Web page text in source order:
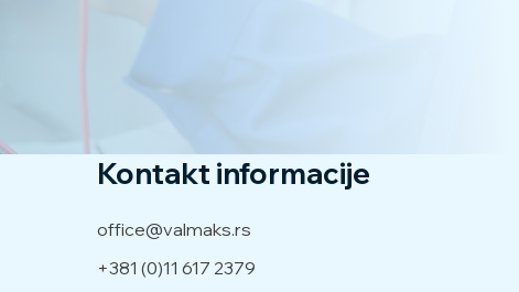
Kontakt informacije
office@valmaks.rs
+381 (0)11 617 2379